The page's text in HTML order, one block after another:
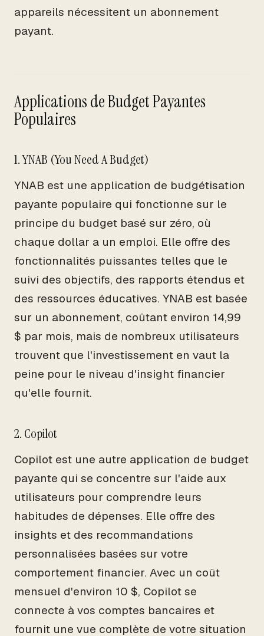
appareils nécessitent un abonnement
payant.
Applications de Budget Payantes
Populaires
1. YNAB (You Need A Budget)
YNAB est une application de budgétisation
payante populaire qui fonctionne sur le
principe du budget basé sur zéro, où
chaque dollar a un emploi. Elle offre des
fonctionnalités puissantes telles que le
suivi des objectifs, des rapports étendus et
des ressources éducatives. YNAB est basée
sur un abonnement, coûtant environ 14,99
$ par mois, mais de nombreux utilisateurs
trouvent que l'investissement en vaut la
peine pour le niveau d'insight financier
qu'elle fournit.
2. Copilot
Copilot est une autre application de budget
payante qui se concentre sur l'aide aux
utilisateurs pour comprendre leurs
habitudes de dépenses. Elle offre des
insights et des recommandations
personnalisées basées sur votre
comportement financier. Avec un coût
mensuel d'environ 10 $, Copilot se
connecte à vos comptes bancaires et
fournit une vue complète de votre situation